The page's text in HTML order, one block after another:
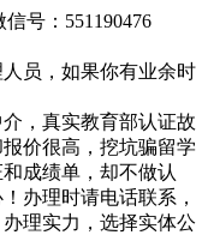
信号：551190476
员，如果你有业余时
，真实教育部认证故
价很高，挖坑骗留学
成绩单，却不做认
办理时请电话联系，
理实力，选择实体公